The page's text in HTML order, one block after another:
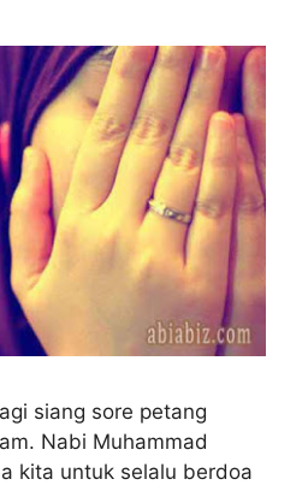
siang sore petang
Nabi Muhammad
kita untuk selalu berdoa